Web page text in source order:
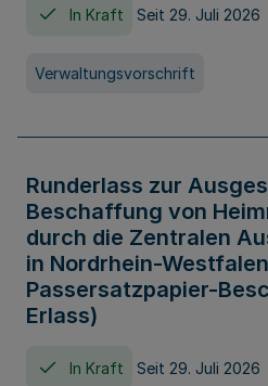
In Kraft Seit 29. Juli 2026
Verwaltungsvorschrift
Runderlass zur
Beschaffung von
durch die Zentralen
in Nordrhein-
Passersatzpapier-
Erlass)
In Kraft Seit 29. Juli 2026